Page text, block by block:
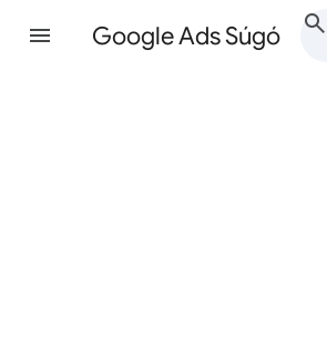
Google Ads Súgó